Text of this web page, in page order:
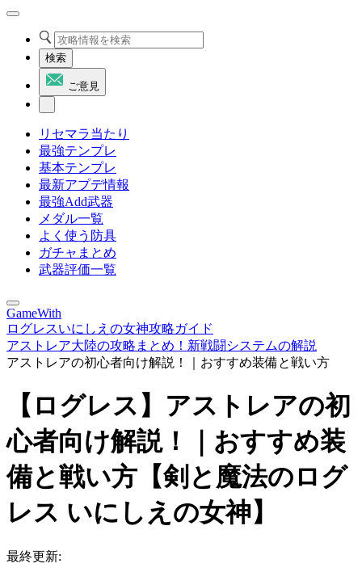
検索
ご意見
リセマラ当たり
最強テンプレ
基本テンプレ
最新アプデ情報
最強Add武器
メダル一覧
よく使う防具
ガチャまとめ
武器評価一覧
GameWith
ログレスいにしえの女神攻略ガイド
アストレア大陸の攻略まとめ！新戦闘システムの解説
アストレアの初心者向け解説！｜おすすめ装備と戦い方
【ログレス】アストレアの初
心者向け解説！｜おすすめ装
備と戦い方【剣と魔法のログ
レス いにしえの女神】
最終更新: